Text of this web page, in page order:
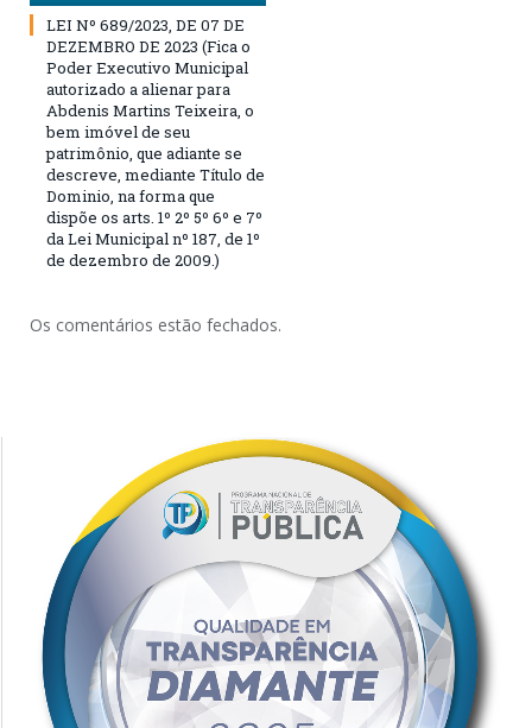
LEI Nº 689/2023, DE 07 DE
DEZEMBRO DE 2023 (Fica o
Poder Executivo Municipal
autorizado a alienar para
Abdenis Martins Teixeira, o
bem imóvel de seu
patrimônio, que adiante se
descreve, mediante Título de
Dominio, na forma que
dispõe os arts. 1º 2º 5º 6º e 7º
da Lei Municipal nº 187, de 1º
de dezembro de 2009.)
Os comentários estão fechados.